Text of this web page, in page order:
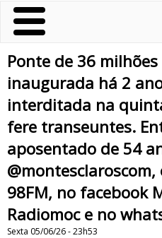
Ponte de 36
inaugurada há 2
interditada na
fere transeuntes.
aposentado de 54
98FM, no facebook
Radiomoc e no
Sexta 05/06/26 - 23h53